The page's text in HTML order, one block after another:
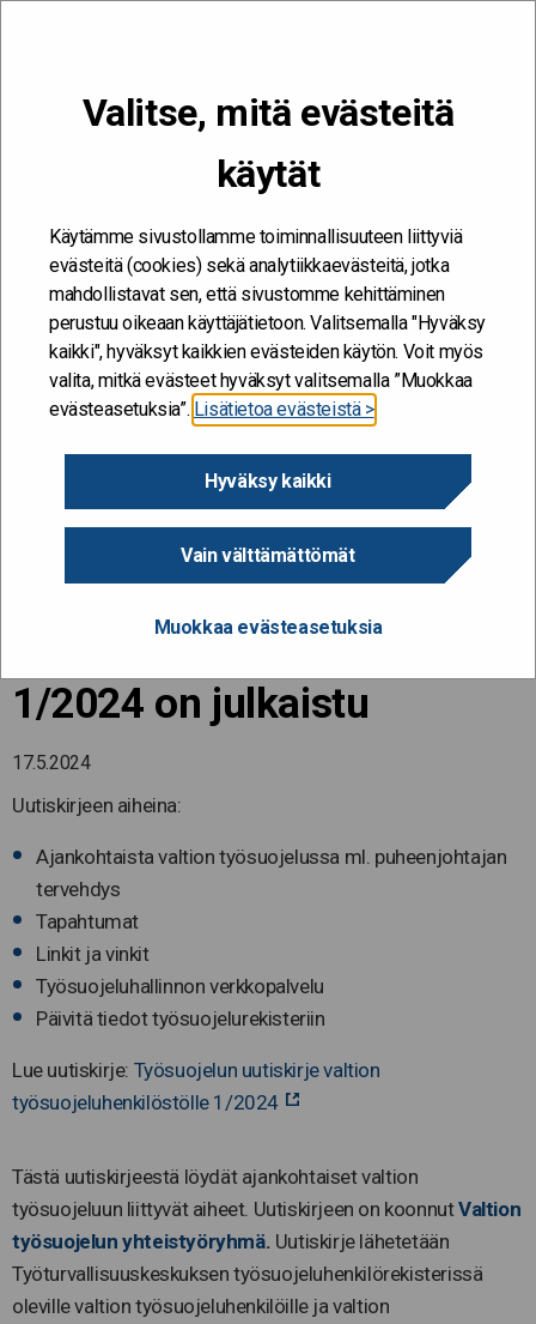
Valitse, mitä evästeitä
käytät
Käytämme sivustollamme toiminnallisuuteen liittyviä
evästeitä (cookies) sekä analytiikkaevästeitä, jotka
mahdollistavat sen, että sivustomme kehittäminen
perustuu oikeaan käyttäjätietoon. Valitsemalla "Hyväksy
kaikki", hyväksyt kaikkien evästeiden käytön. Voit myös
valita, mitkä evästeet hyväksyt valitsemalla ”Muokkaa
evästeasetuksia”. Lisätietoa evästeistä >
Hyväksy kaikki
Vain välttämättömät
Muokkaa evästeasetuksia
Kehitän ja kehityn #töissäSuomelle
Työsuojelun uutiskirje valtion
työsuojeluhenkilöstölle 1/2024 on julkaistu
Työsuojelun uutiskirje
valtion
työsuojeluhenkilöstölle
1/2024 on julkaistu
17.5.2024
Uutiskirjeen aiheina:
Ajankohtaista valtion työsuojelussa ml. puheenjohtajan
tervehdys
Tapahtumat
Linkit ja vinkit
Työsuojeluhallinnon verkkopalvelu
Päivitä tiedot työsuojelurekisteriin
Lue uutiskirje: Työsuojelun uutiskirje valtion
työsuojeluhenkilöstölle 1/2024
Tästä uutiskirjeestä löydät ajankohtaiset valtion
työsuojeluun liittyvät aiheet. Uutiskirjeen on koonnutValtion
työsuojelun yhteistyöryhmä. Uutiskirje lähetetään
Työturvallisuuskeskuksen työsuojeluhenkilörekisterissä
oleville valtion työsuojeluhenkilöille ja valtion